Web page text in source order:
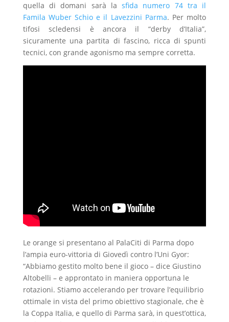
quella di domani sarà lasfida numero 74 tra il
Famila Wuber Schio e il Lavezzini Parma. Per molto
tifosi scledensi è ancora il “derby d’Italia”,
sicuramente una partita di fascino, ricca di spunti
tecnici, con grande agonismo ma sempre corretta.
Le orange si presentano al PalaCiti di Parma dopo
l’ampia euro-vittoria di Giovedì contro l’Uni Gyor:
“Abbiamo gestito molto bene il gioco – dice Giustino
Altobelli – e approntato in maniera opportuna le
rotazioni. Stiamo accelerando per trovare l’equilibrio
ottimale in vista del primo obiettivo stagionale, che è
la Coppa Italia, e quello di Parma sarà, in quest’ottica,